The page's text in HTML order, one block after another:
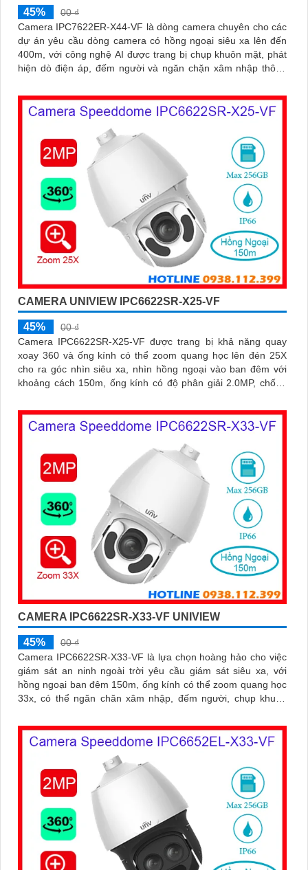
45%
00 ₫
Camera IPC7622ER-X44-VF là dòng camera chuyên cho các
dự án yêu cầu dòng camera có hồng ngoại siêu xa lên đến
400m, với công nghệ AI được trang bị chụp khuôn mặt, phát
hiện dò điện áp, đếm người và ngăn chặn xâm nhập thông
CAMERA UNIVIEW IPC6622SR-X25-VF
45%
00 ₫
Camera IPC6622SR-X25-VF được trang bị khả năng quay
xoay 360 và ống kính có thể zoom quang học lên đén 25X
cho ra góc nhìn siêu xa, nhìn hồng ngoại vào ban đêm với
khoảng cách 150m, ống kính có độ phân giải 2.0MP, chống
CAMERA IPC6622SR-X33-VF UNIVIEW
45%
00 ₫
Camera IPC6622SR-X33-VF là lựa chọn hoàng hảo cho việc
giám sát an ninh ngoài trời yêu cầu giám sát siêu xa, với
hồng ngoại ban đêm 150m, ống kính có thể zoom quang học
33x, có thể ngăn chăn xâm nhập, đếm người, chụp khuôn